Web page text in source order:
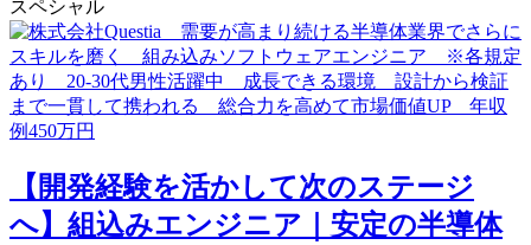
スペシャル
【開発経験を活かして次のステージ
へ】組込みエンジニア｜安定の半導体